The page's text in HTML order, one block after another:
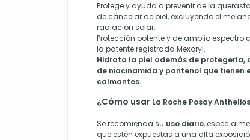
Protege y ayuda a prevenir de la
de cáncelar de piel, excluyendo el
radiación solar.
Protección potente y de amplio espectro
la patente registrada Mexoryl.
Hidrata la piel además de protegerla,
de niacinamida y pantenol que tienen
calmantes.
¿Cómo usar La Roche Posay
Se recomienda su uso diario,
que estén expuestas a una alta